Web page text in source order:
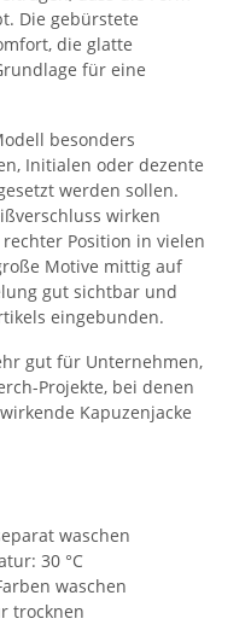
Die gebürstete
die glatte
für eine
besonders
Initialen oder dezente
werden sollen.
wirken
Position in vielen
Motive mittig auf
gut sichtbar und
eingebunden.
gut für Unternehmen,
Projekte, bei denen
Kapuzenjacke
waschen
30 °C
waschen
trocknen